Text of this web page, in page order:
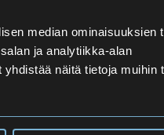
median ominaisuuksien
ja analytiikka-alan
näitä tietoja muihin